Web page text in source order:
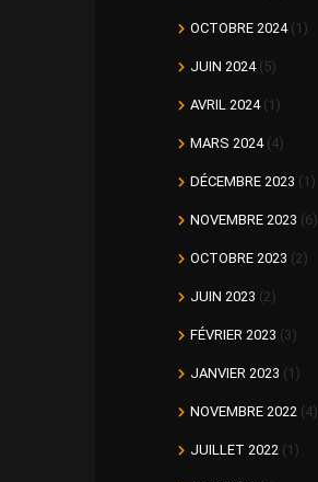
OCTOBRE 2024(1)
JUIN 2024(5)
AVRIL 2024(1)
MARS 2024(4)
DÉCEMBRE 2023 (1)
NOVEMBRE 2023 (6)
OCTOBRE 2023 (2)
JUIN 2023 (2)
FÉVRIER 2023 (3)
JANVIER 2023 (1)
NOVEMBRE 2022 (4)
JUILLET 2022 (1)